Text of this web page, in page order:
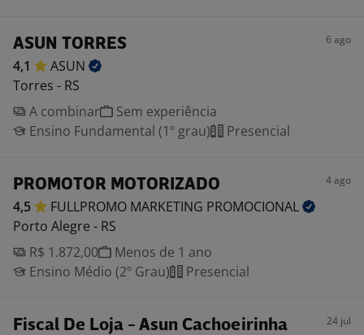
ASUN TORRES 6 ago
4,1
ASUN
Torres - RS
A combinar
Sem experiência
Ensino Fundamental (1º grau)
Presencial
PROMOTOR MOTORIZADO 4 ago
4,5 FULLPROMO MARKETING PROMOCIONAL
Porto Alegre - RS
R$ 1.872,00
Menos de 1 ano
Ensino Médio (2º Grau)
Presencial
Fiscal De Loja - Asun Cachoeirinha 24 jul